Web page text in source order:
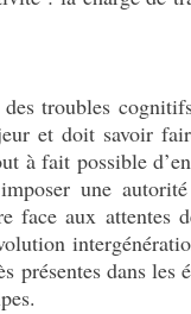
troubles
et doit savoir
fait possible d’en
une
face aux attentes
présentes dans les